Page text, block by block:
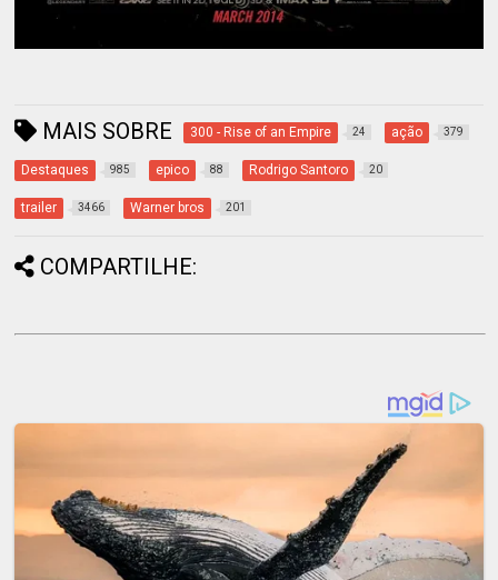
MAIS SOBRE 300 - Rise of an Empire 24 ação 379
Destaques 985 epico 88 Rodrigo Santoro 20
trailer 3466 Warner bros 201
COMPARTILHE: